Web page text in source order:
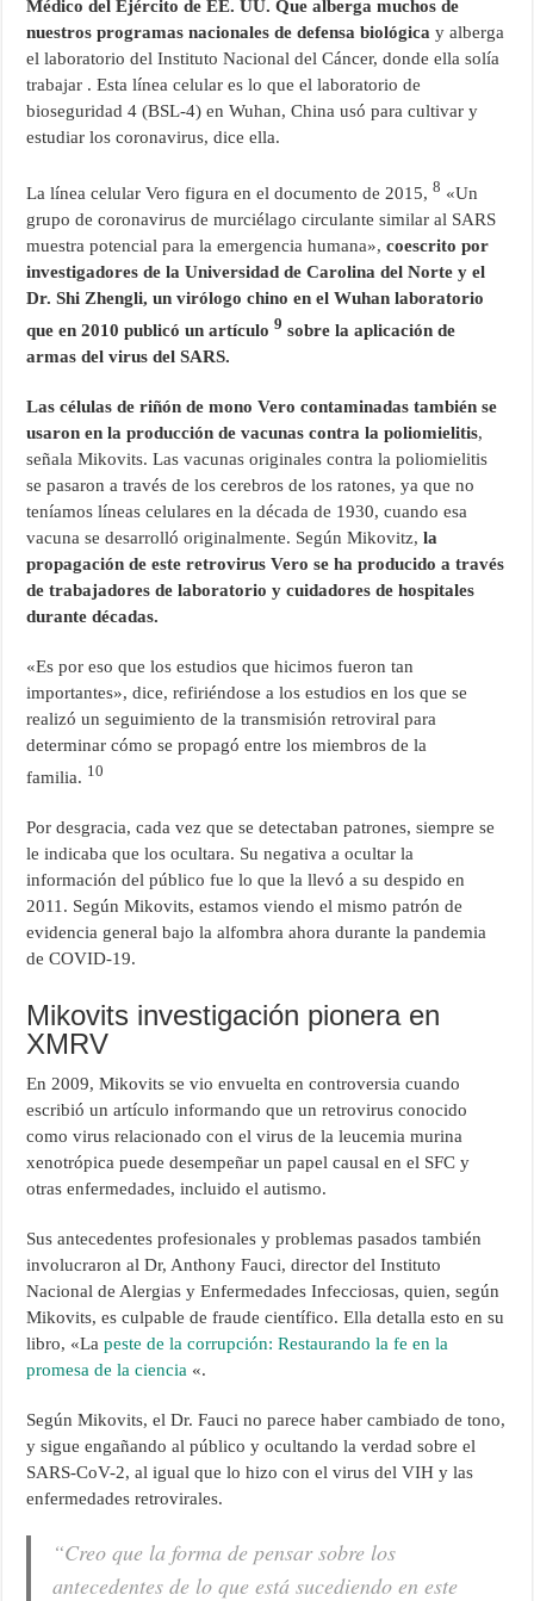
Médico del Ejército de EE. UU. Que alberga muchos de
nuestros programas nacionales de defensa biológica y alberga
el laboratorio del Instituto Nacional del Cáncer, donde ella solía
trabajar . Esta línea celular es lo que el laboratorio de
bioseguridad 4 (BSL-4) en Wuhan, China usó para cultivar y
estudiar los coronavirus, dice ella.
La línea celular Vero figura en el documento de 2015,8 «Un
grupo de coronavirus de murciélago circulante similar al SARS
muestra potencial para la emergencia humana»,coescrito por
investigadores de la Universidad de Carolina del Norte y el
Dr. Shi Zhengli, un virólogo chino en el Wuhan laboratorio
que en 2010 publicó un artículo9 sobre la aplicación de
armas del virus del SARS.
Las células de riñón de mono Vero contaminadas también se
usaron en la producción de vacunas contra la poliomielitis,
señala Mikovits. Las vacunas originales contra la poliomielitis
se pasaron a través de los cerebros de los ratones, ya que no
teníamos líneas celulares en la década de 1930, cuando esa
vacuna se desarrolló originalmente. Según Mikovitz,la
propagación de este retrovirus Vero se ha producido a través
de trabajadores de laboratorio y cuidadores de hospitales
durante décadas.
«Es por eso que los estudios que hicimos fueron tan
importantes», dice, refiriéndose a los estudios en los que se
realizó un seguimiento de la transmisión retroviral para
determinar cómo se propagó entre los miembros de la
familia. 10
Por desgracia, cada vez que se detectaban patrones, siempre se
le indicaba que los ocultara. Su negativa a ocultar la
información del público fue lo que la llevó a su despido en
2011. Según Mikovits, estamos viendo el mismo patrón de
evidencia general bajo la alfombra ahora durante la pandemia
de COVID-19.
Mikovits investigación pionera en
XMRV
En 2009, Mikovits se vio envuelta en controversia cuando
escribió un artículo informando que un retrovirus conocido
como virus relacionado con el virus de la leucemia murina
xenotrópica puede desempeñar un papel causal en el SFC y
otras enfermedades, incluido el autismo.
Sus antecedentes profesionales y problemas pasados ​​también
involucraron al Dr, Anthony Fauci, director del Instituto
Nacional de Alergias y Enfermedades Infecciosas, quien, según
Mikovits, es culpable de fraude científico. Ella detalla esto en su
libro, «Lapeste de la corrupción: Restaurando la fe en la
promesa de la ciencia «.
Según Mikovits, el Dr. Fauci no parece haber cambiado de tono,
y sigue engañando al público y ocultando la verdad sobre el
SARS-CoV-2, al igual que lo hizo con el virus del VIH y las
enfermedades retrovirales.
“Creo que la forma de pensar sobre los
antecedentes de lo que está sucediendo en este